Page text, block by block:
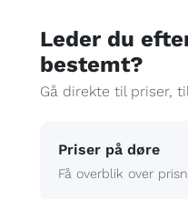
Leder du
bestemt?
Gå direkte til priser,
Priser på døre
Få overblik over